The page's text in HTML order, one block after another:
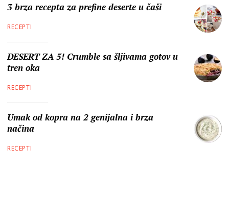
3 brza recepta za prefine deserte u čaši
RECEPTI
DESERT ZA 5! Crumble sa šljivama gotov u
tren oka
RECEPTI
Umak od kopra na 2 genijalna i brza
načina
RECEPTI